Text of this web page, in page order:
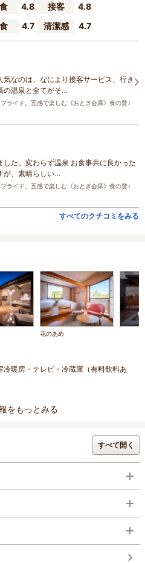
4.8 接客
4.8
4.7 清潔感 4.7
なのは、なにより接客サービス、行き
の温泉と全てがそ…
ライド。五感で楽しむ《おとぎ会席》食の贅♪
た。変わらず温泉 お食事共に良かった
が、素晴らしい…
ライド。五感で楽しむ《おとぎ会席》食の贅♪
すべてのクチコミをみる
花のあめ
暖房・テレビ・冷蔵庫（有料飲料あ
をもっとみる
すべて開く